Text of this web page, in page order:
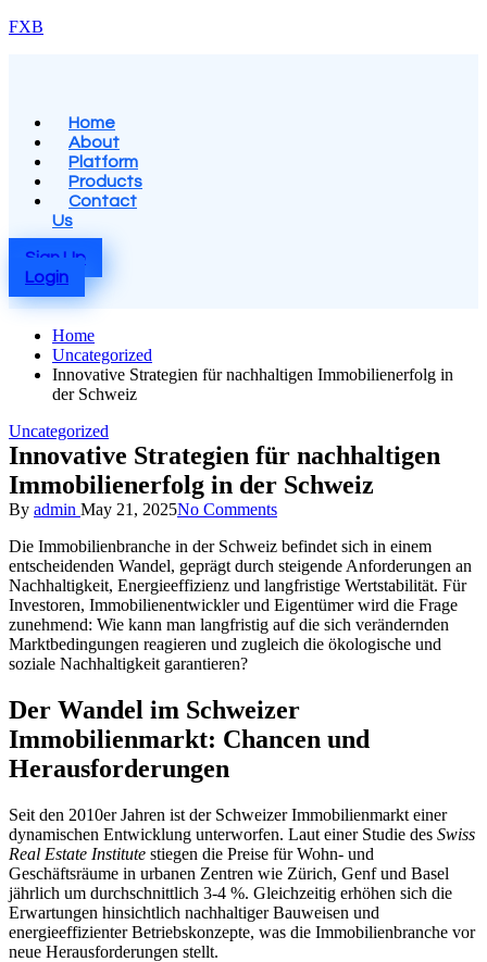
Skip
FXB
Menu
Home
About
Platform
Products
Contact
Us
Sign Up
Login
Home
Uncategorized
Innovative Strategien für nachhaltigen Immobilienerfolg in
der Schweiz
Posted
in
Uncategorized
Innovative Strategien für nachhaltigen
Immobilienerfolg in der Schweiz
Posted
By admin May 21, 2025No Comments
Die Immobilienbranche in der Schweiz befindet sich in einem
entscheidenden Wandel, geprägt durch steigende Anforderungen an
Nachhaltigkeit, Energieeffizienz und langfristige Wertstabilität. Für
Investoren, Immobilienentwickler und Eigentümer wird die Frage
zunehmend: Wie kann man langfristig auf die sich verändernden
Marktbedingungen reagieren und zugleich die ökologische und
soziale Nachhaltigkeit garantieren?
Der Wandel im Schweizer
Immobilienmarkt: Chancen und
Herausforderungen
Seit den 2010er Jahren ist der Schweizer Immobilienmarkt einer
dynamischen Entwicklung unterworfen. Laut einer Studie des Swiss
Real Estate Institute stiegen die Preise für Wohn- und
Geschäftsräume in urbanen Zentren wie Zürich, Genf und Basel
jährlich um durchschnittlich 3-4 %. Gleichzeitig erhöhen sich die
Erwartungen hinsichtlich nachhaltiger Bauweisen und
energieeffizienter Betriebskonzepte, was die Immobilienbranche vor
neue Herausforderungen stellt.